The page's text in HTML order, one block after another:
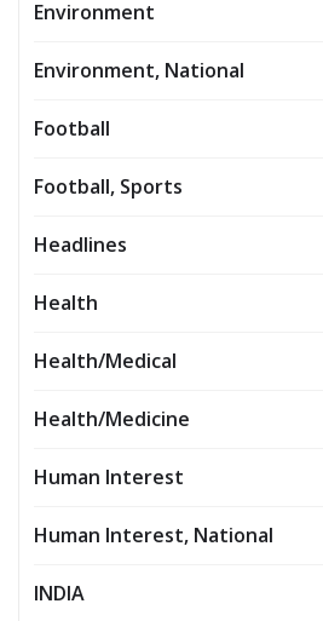
Environment
Environment, National
Football
Football, Sports
Headlines
Health
Health/Medical
Health/Medicine
Human Interest
Human Interest, National
INDIA